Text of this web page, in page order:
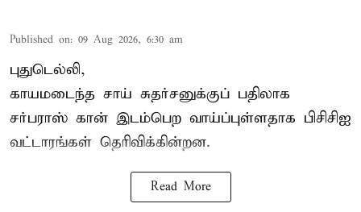
Published on: 09 Aug 2026, 6:30 am
புதுடெல்லி,
காயமடைந்த சாய் சுதர்சனுக்குப் பதிலாக
சர்பராஸ் கான் இடம்பெற வாய்ப்புள்ளதாக பிசிசிஐ
வட்டாரங்கள் தெரிவிக்கின்றன.
Read More